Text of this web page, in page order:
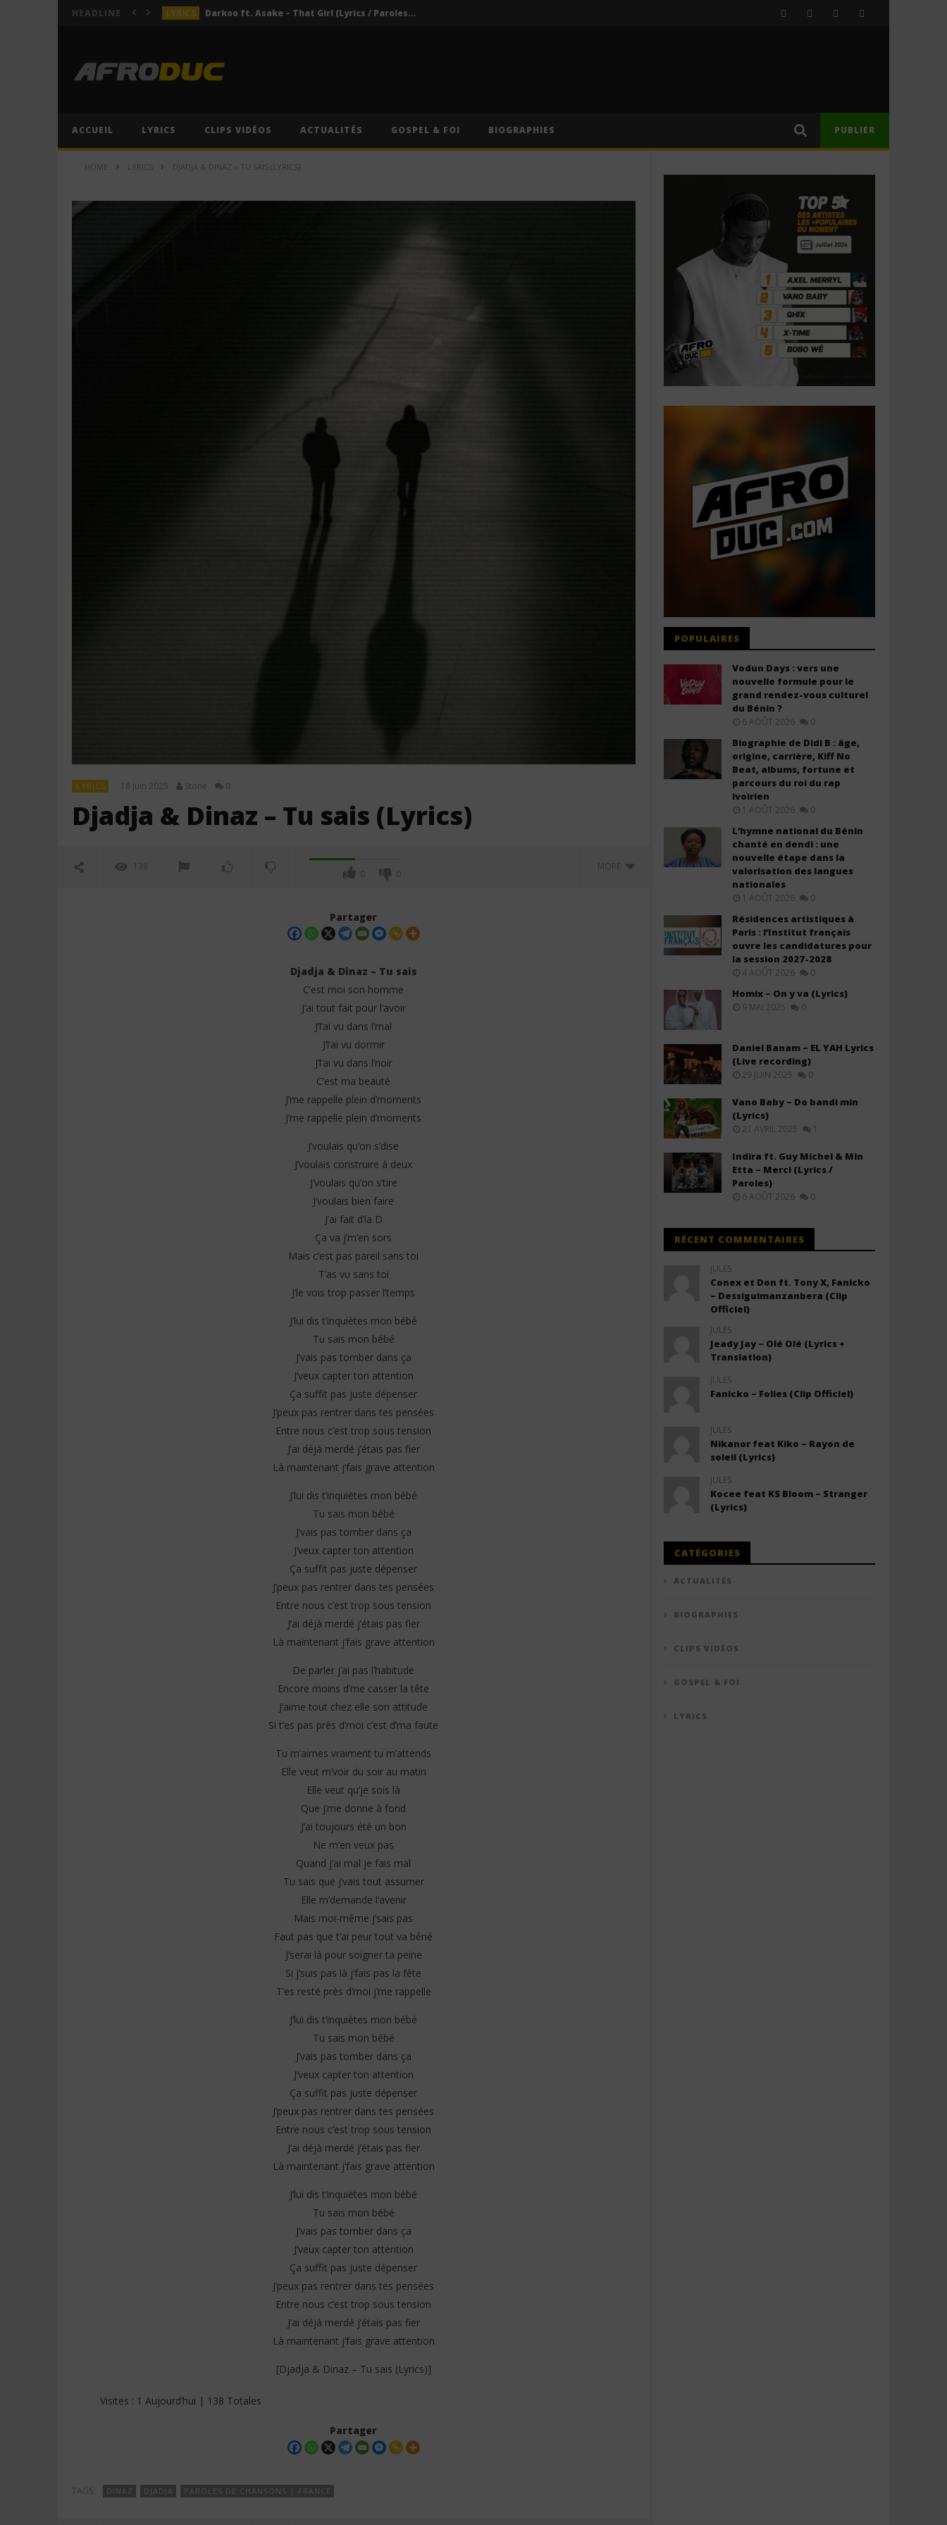
HEADLINE LYRICS Darkoo ft. Asake – That Girl (Lyrics / Paroles & Traduction Française)
ACTUALITÉS
LYRICS Darkoo ft. Asake – That Girl (Lyrics / Paroles & Traduction Française)
ACCUEIL LYRICS CLIPS VIDÉOS ACTUALITÉS GOSPEL & FOI BIOGRAPHIES PUBLIER
HOME LYRICS DJADJA & DINAZ – TU SAIS (LYRICS)
LYRICS 18 juin 2025 Stone 0
Djadja & Dinaz – Tu sais (Lyrics)
138
0 0
MORE
Jeady Jay – MAYAH (Lyrics /
2025
Stone
Olivier Cheuwa ft. Claudy Siar –
Ne Laisse Personne (Lyrics)
Stone
Black M ft. Ariel Sheney
2025
Stone
Partager
Djadja & Dinaz – Tu sais
C’est moi son homme
J’ai tout fait pour l’avoir
J’l’ai vu dans l’mal
J’l’ai vu dormir
J’l’ai vu dans l’noir
C’est ma beauté
J’me rappelle plein d’moments
J’me rappelle plein d’moments
J’voulais qu’on s’dise
J’voulais construire à deux
J’voulais qu’on s’tire
J’voulais bien faire
J’ai fait d’la D
Ça va j’m’en sors
Mais c’est pas pareil sans toi
T’as vu sans toi
J’le vois trop passer l’temps
J’lui dis t’inquiètes mon bébé
Tu sais mon bébé
J’vais pas tomber dans ça
J’veux capter ton attention
Ça suffit pas juste dépenser
J’peux pas rentrer dans tes pensées
Entre nous c’est trop sous tension
J’ai déjà merdé j’étais pas fier
Là maintenant j’fais grave attention
J’lui dis t’inquiètes mon bébé
Tu sais mon bébé
J’vais pas tomber dans ça
J’veux capter ton attention
Ça suffit pas juste dépenser
J’peux pas rentrer dans tes pensées
Entre nous c’est trop sous tension
J’ai déjà merdé j’étais pas fier
Là maintenant j’fais grave attention
De parler j’ai pas l’habitude
Encore moins d’me casser la tête
J’aime tout chez elle son attitude
Si t’es pas près d’moi c’est d’ma faute
Tu m’aimes vraiment tu m’attends
Elle veut m’voir du soir au matin
Elle veut qu’je sois là
Que j’me donne à fond
J’ai toujours été un bon
Ne m’en veux pas
Quand j’ai mal je fais mal
Tu sais que j’vais tout assumer
Elle m’demande l’avenir
Mais moi-même j’sais pas
Faut pas que t’ai peur tout va béné
J’serai là pour soigner ta peine
Si j’suis pas là j’fais pas la fête
T’es resté près d’moi j’me rappelle
J’lui dis t’inquiètes mon bébé
Tu sais mon bébé
J’vais pas tomber dans ça
J’veux capter ton attention
Ça suffit pas juste dépenser
J’peux pas rentrer dans tes pensées
Entre nous c’est trop sous tension
J’ai déjà merdé j’étais pas fier
Là maintenant j’fais grave attention
J’lui dis t’inquiètes mon bébé
Tu sais mon bébé
J’vais pas tomber dans ça
J’veux capter ton attention
Ça suffit pas juste dépenser
J’peux pas rentrer dans tes pensées
Entre nous c’est trop sous tension
J’ai déjà merdé j’étais pas fier
Là maintenant j’fais grave attention
[Djadja & Dinaz – Tu sais (Lyrics)]
Visites : 1 Aujourd’hui | 138 Totales
Partager
TAGS: DINAZ DJADJA PAROLES DE CHANSONS | FRANCE
POPULAIRES
Vodun Days : vers une
nouvelle formule pour le
grand rendez-vous culturel
du Bénin ?
6 AOÛT 2026 0
Biographie de Didi B : âge,
origine, carrière, Kiff No
Beat, albums, fortune et
parcours du roi du rap
ivoirien
1 AOÛT 2026 0
L’hymne national du Bénin
chanté en dendi : une
nouvelle étape dans la
valorisation des langues
nationales
1 AOÛT 2026 0
Résidences artistiques à
Paris : l’Institut français
ouvre les candidatures pour
la session 2027-2028
4 AOÛT 2026 0
Homix – On y va (Lyrics)
9 MAI 2025 0
Daniel Banam – EL YAH Lyrics
(Live recording)
29 JUIN 2025 0
Vano Baby – Do bandi min
(Lyrics)
21 AVRIL 2025 1
Indira ft. Guy Michel & Min
Etta – Merci (Lyrics /
Paroles)
6 AOÛT 2026 0
RÉCENT COMMENTAIRES
JULES
Conex et Don ft. Tony X, Fanicko
– Dessiguimanzanbera (Clip
Officiel)
JULES
Jeady Jay – Olé Olé (Lyrics +
Translation)
JULES
Fanicko – Folies (Clip Officiel)
JULES
Nikanor feat Kiko – Rayon de
soleil (Lyrics)
JULES
Kocee feat KS Bloom – Stranger
(Lyrics)
CATÉGORIES
ACTUALITÉS
BIOGRAPHIES
CLIPS VIDÉOS
GOSPEL & FOI
LYRICS